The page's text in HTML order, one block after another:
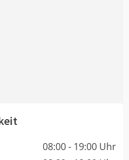
08:00 - 19:00 Uhr